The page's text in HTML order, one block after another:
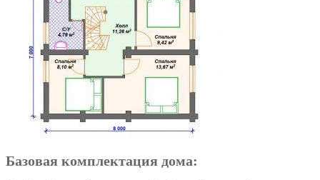
Базовая комплектация дома: